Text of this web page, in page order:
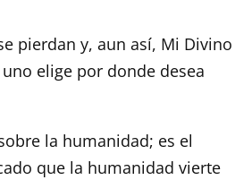
pierdan y, aun así, Mi Divino
elige por donde desea
la humanidad; es el
que la humanidad vierte